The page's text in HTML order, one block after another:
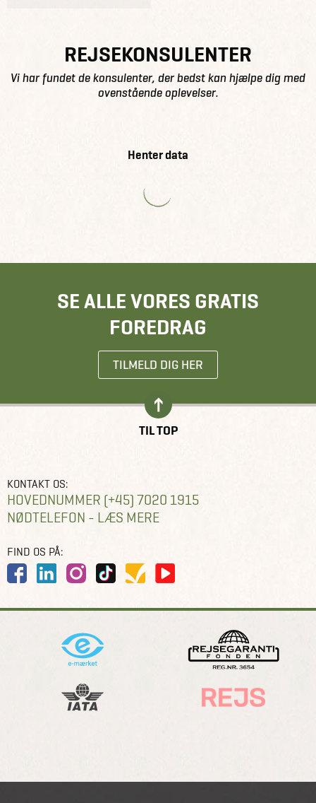
REJSEKONSULENTER
Vi har fundet de konsulenter, der bedst kan hjælpe dig med
ovenstående oplevelser.
Henter data
SE ALLE VORES GRATIS
FOREDRAG
TILMELD DIG HER
TIL TOP
KONTAKT OS:
HOVEDNUMMER (+45) 7020 1915
NØDTELEFON - LÆS MERE
FIND OS PÅ: